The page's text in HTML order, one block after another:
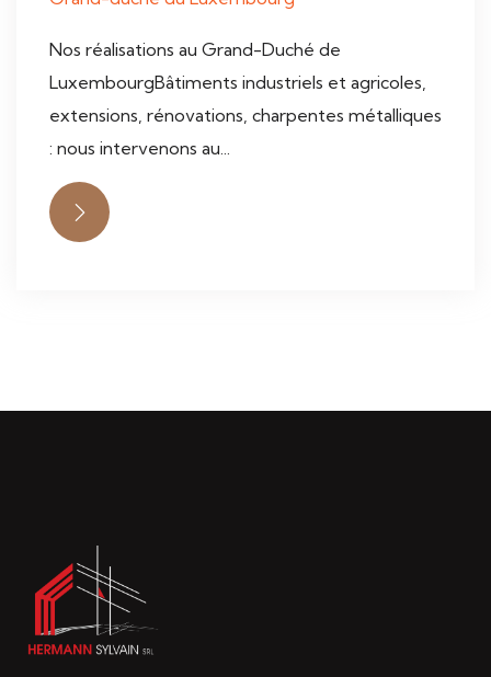
Nos réalisations au Grand-Duché de
LuxembourgBâtiments industriels et agricoles,
extensions, rénovations, charpentes métalliques
: nous intervenons au...